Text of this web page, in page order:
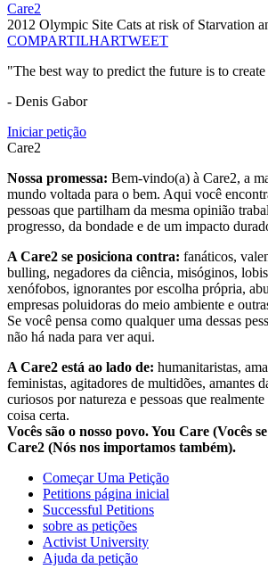
Care2
2012 Olympic Site Cats at risk of Starvation
COMPARTILHARTWEET
"The best way to predict the future is to
- Denis Gabor
Iniciar petição
Care2
Nossa promessa: Bem-vindo(a) à Care2, a
mundo voltada para o bem. Aqui você
pessoas que partilham da mesma opinião
progresso, da bondade e de um impacto
A Care2 se posiciona contra: fanáticos,
bulling, negadores da ciência, misóginos,
xenófobos, ignorantes por escolha própria,
empresas poluidoras do meio ambiente e
Se você pensa como qualquer uma dessas
não há nada para ver aqui.
A Care2 está ao lado de: humanitaristas,
feministas, agitadores de multidões, amantes
curiosos por natureza e pessoas que
coisa certa.
Vocês são o nosso povo. You Care (Vocês
Care2 (Nós nos importamos também).
Começar Uma Petição
Petitions página inicial
Successful Petitions
sobre as petições
Activist University
Ajuda da petição